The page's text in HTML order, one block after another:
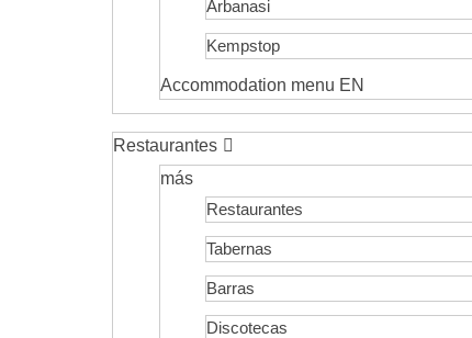
Arbanasi
Kempstop
Accommodation menu EN
Restaurantes
más
Restaurantes
Tabernas
Barras
Discotecas